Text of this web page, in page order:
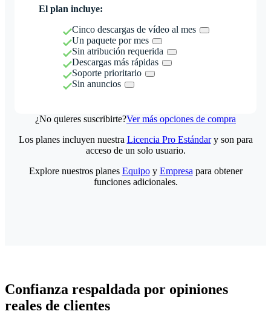
El plan incluye:
Cinco descargas de vídeo al mes
Un paquete por mes
Sin atribución requerida
Descargas más rápidas
Soporte prioritario
Sin anuncios
¿No quieres suscribirte?Ver más opciones de compra
Los planes incluyen nuestra Licencia Pro Estándary son para
acceso de un solo usuario.
Explore nuestros planes Equipoy Empresa para obtener
funciones adicionales.
Confianza respaldada por opiniones
reales de clientes